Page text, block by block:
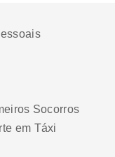
Socorros
em Táxi